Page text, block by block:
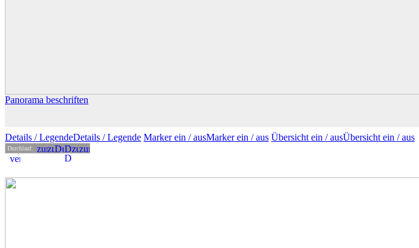
Panorama beschriften
Details / LegendeDetails /Legende Marker ein /ausMarkerein / aus Übersicht ein /ausÜbersicht ein / aus
Durchlauf: